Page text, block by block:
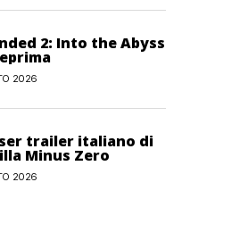
2: Into the Abyss
2026
trailer italiano di
Minus Zero
2026